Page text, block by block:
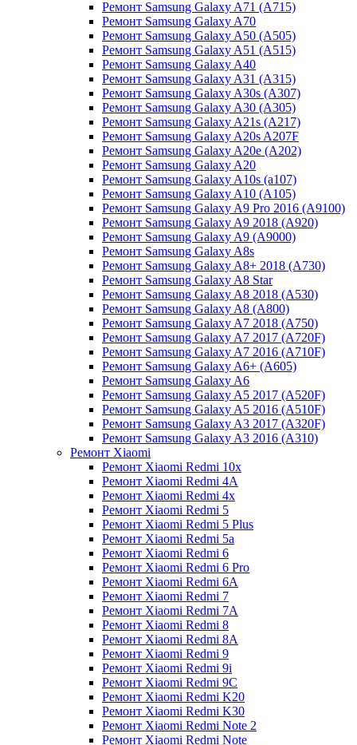
Ремонт Samsung Galaxy A71 (A715)
Ремонт Samsung Galaxy A70
Ремонт Samsung Galaxy A50 (A505)
Ремонт Samsung Galaxy A51 (A515)
Ремонт Samsung Galaxy A40
Ремонт Samsung Galaxy A31 (A315)
Ремонт Samsung Galaxy A30s (A307)
Ремонт Samsung Galaxy A30 (A305)
Ремонт Samsung Galaxy A21s (A217)
Ремонт Samsung Galaxy A20s A207F
Ремонт Samsung Galaxy A20e (A202)
Ремонт Samsung Galaxy A20
Ремонт Samsung Galaxy A10s (a107)
Ремонт Samsung Galaxy A10 (A105)
Ремонт Samsung Galaxy A9 Pro 2016 (A9100)
Ремонт Samsung Galaxy A9 2018 (A920)
Ремонт Samsung Galaxy A9 (A9000)
Ремонт Samsung Galaxy A8s
Ремонт Samsung Galaxy A8+ 2018 (A730)
Ремонт Samsung Galaxy A8 Star
Ремонт Samsung Galaxy A8 2018 (A530)
Ремонт Samsung Galaxy A8 (A800)
Ремонт Samsung Galaxy A7 2018 (A750)
Ремонт Samsung Galaxy A7 2017 (A720F)
Ремонт Samsung Galaxy A7 2016 (A710F)
Ремонт Samsung Galaxy A6+ (A605)
Ремонт Samsung Galaxy A6
Ремонт Samsung Galaxy A5 2017 (A520F)
Ремонт Samsung Galaxy A5 2016 (A510F)
Ремонт Samsung Galaxy A3 2017 (A320F)
Ремонт Samsung Galaxy A3 2016 (A310)
Ремонт Xiaomi
Ремонт Xiaomi Redmi 10x
Ремонт Xiaomi Redmi 4A
Ремонт Xiaomi Redmi 4x
Ремонт Xiaomi Redmi 5
Ремонт Xiaomi Redmi 5 Plus
Ремонт Xiaomi Redmi 5a
Ремонт Xiaomi Redmi 6
Ремонт Xiaomi Redmi 6 Pro
Ремонт Xiaomi Redmi 6A
Ремонт Xiaomi Redmi 7
Ремонт Xiaomi Redmi 7A
Ремонт Xiaomi Redmi 8
Ремонт Xiaomi Redmi 8A
Ремонт Xiaomi Redmi 9
Ремонт Xiaomi Redmi 9i
Ремонт Xiaomi Redmi 9C
Ремонт Xiaomi Redmi K20
Ремонт Xiaomi Redmi K30
Ремонт Xiaomi Redmi Note 2
Ремонт Xiaomi Redmi Note